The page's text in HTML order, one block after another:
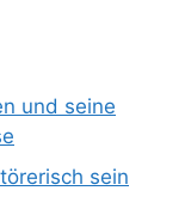
und seine
sein